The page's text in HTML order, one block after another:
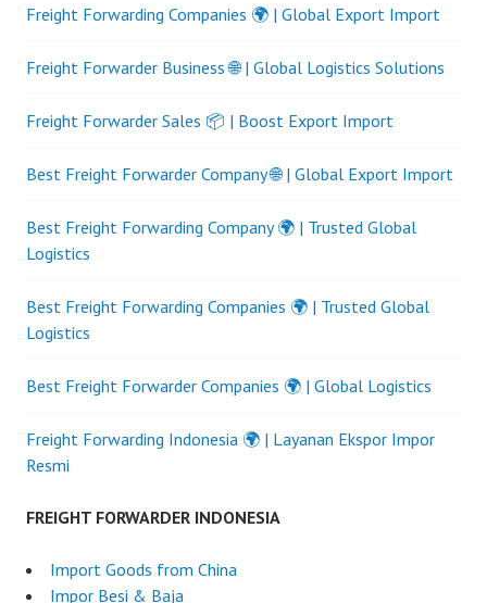
Freight Forwarding Companies 🌍 | Global Export Import
Freight Forwarder Business 🌐 | Global Logistics Solutions
Freight Forwarder Sales 📦 | Boost Export Import
Best Freight Forwarder Company 🌐 | Global Export Import
Best Freight Forwarding Company 🌍 | Trusted Global
Logistics
Best Freight Forwarding Companies 🌍 | Trusted Global
Logistics
Best Freight Forwarder Companies 🌍 | Global Logistics
Freight Forwarding Indonesia 🌍 | Layanan Ekspor Impor
Resmi
FREIGHT FORWARDER INDONESIA
Import Goods from China
Impor Besi & Baja